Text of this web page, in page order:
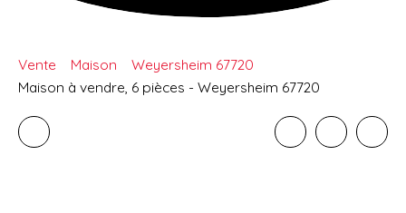
Vente Maison
Weyersheim 67720
Maison à vendre, 6 pièces - Weyersheim 67720